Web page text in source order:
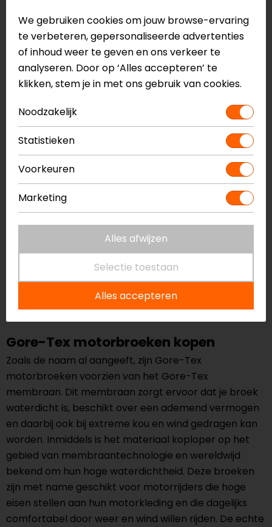
REV'IT!
Vertical 2 GTX
Motorbroek
449,99
REV'IT!
Defender 4 GTX
Motorbroek
639,99
REV'IT!
Alpinestars
Nazca 3L Gore-Tex
799,95
Gore-Tex motorbroeken kopen
Zoals de naam al aangeeft, zijn Gore-Tex
motorbroeken voorzien van het Gore-Tex
membraan. Dit membraan zorgt ervoor dat je broek
waterdicht is, beschikt over een ademend vermogen
en daarbij ook bij extreme kou en wind gedragen kan
worden. Inmiddels is het materiaal koploper op het
gebied van membraantechnologie en wereldwijd
bekend om hun hoge waterdichtheid. Deze broeken
zijn met name geschikt voor motorrijders die hoge
eisen stellen aan hun motorkleding en die dagelijks
comfortabel door weer en wind willen rijden. De echte
We gebruiken cookies om jouw browse-ervaring
te verbeteren, gepersonaliseerde advertenties
of inhoud weer te geven en ons verkeer te
analyseren. Door op ‘Alles accepteren’ te
klikken, stem je in met ons gebruik van cookies.
Noodzakelijk
Statistieken
Voorkeuren
Marketing
Alles afwijzen
Selectie toestaan
Alles accepteren